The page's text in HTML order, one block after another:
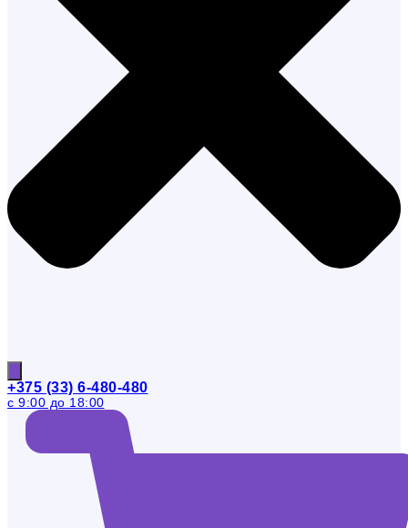
+375 (33) 6-480-480
с 9:00 до 18:00